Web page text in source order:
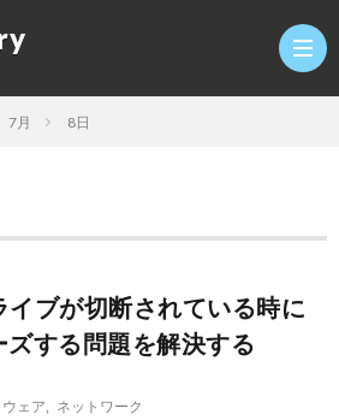
研
7月 8日
イブが切断されている時に
する問題を解決する
ェア ネットワーク